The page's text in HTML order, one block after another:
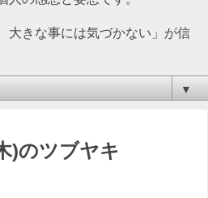
大きな事には気づかない」が信
▼
)のツブヤキ